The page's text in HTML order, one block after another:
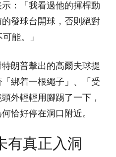
：「我看過他的揮桿動
發球台開球，否則絕對
能。」
朗普擊出的高爾夫球提
綁着一根繩子」、「受
外輕輕用腳踢了一下，
恰好停在洞口附近。
有真正入洞